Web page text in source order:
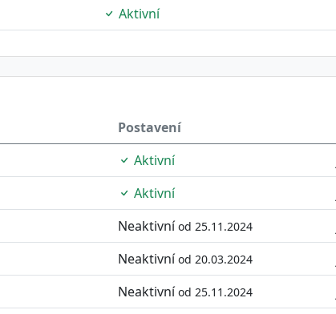
Aktivní
Postavení
Aktivní
Aktivní
Neaktivníod 25.11.2024
Neaktivníod 20.03.2024
Neaktivníod 25.11.2024